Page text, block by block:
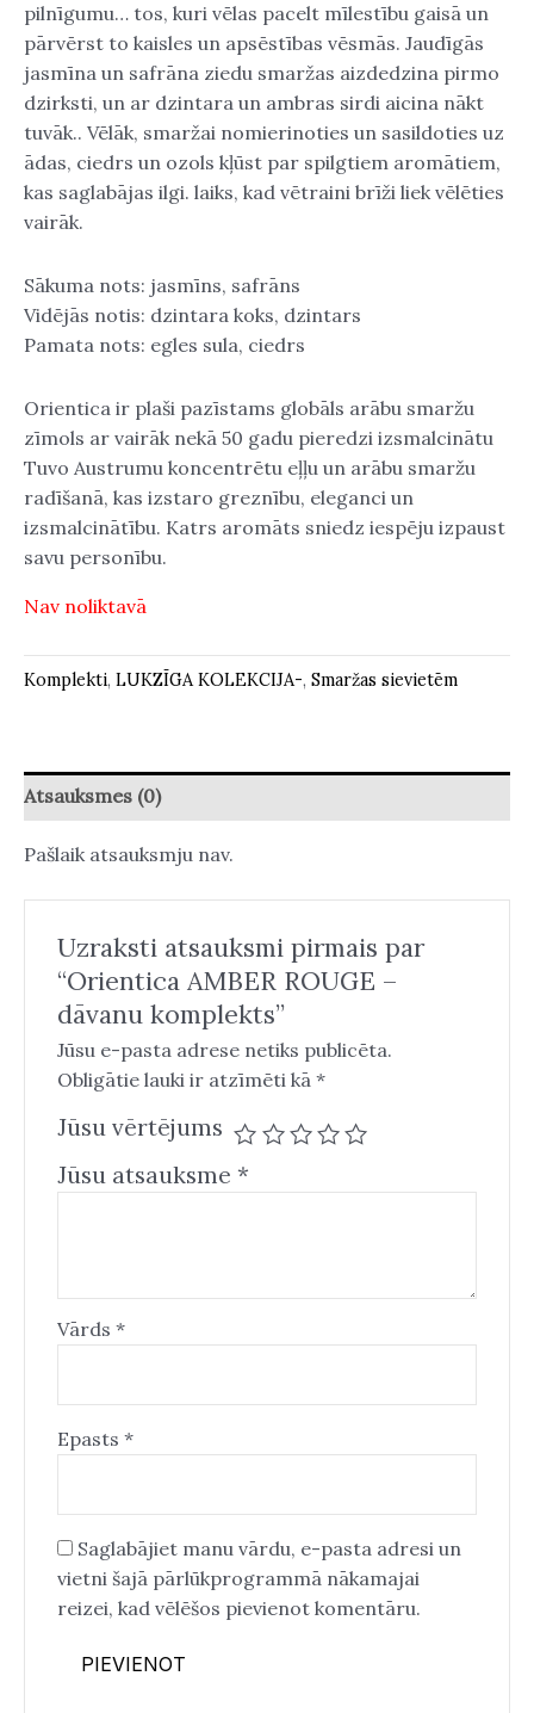
pilnīgumu… tos, kuri vēlas pacelt mīlestību gaisā un
pārvērst to kaisles un apsēstības vēsmās. Jaudīgās
jasmīna un safrāna ziedu smaržas aizdedzina pirmo
dzirksti, un ar dzintara un ambras sirdi aicina nākt
tuvāk.. Vēlāk, smaržai nomierinoties un sasildoties uz
ādas, ciedrs un ozols kļūst par spilgtiem aromātiem,
kas saglabājas ilgi. laiks, kad vētraini brīži liek vēlēties
vairāk.
Sākuma nots: jasmīns, safrāns
Vidējās notis: dzintara koks, dzintars
Pamata nots: egles sula, ciedrs
Orientica ir plaši pazīstams globāls arābu smaržu
zīmols ar vairāk nekā 50 gadu pieredzi izsmalcinātu
Tuvo Austrumu koncentrētu eļļu un arābu smaržu
radīšanā, kas izstaro greznību, eleganci un
izsmalcinātību. Katrs aromāts sniedz iespēju izpaust
savu personību.
Nav noliktavā
Komplekti, LUKZĪGA KOLEKCIJA-, Smaržas sievietēm
Atsauksmes (0)
Pašlaik atsauksmju nav.
Uzraksti atsauksmi pirmais par
“Orientica AMBER ROUGE –
dāvanu komplekts”
Jūsu e-pasta adrese netiks publicēta.
Obligātie lauki ir atzīmēti kā *
Jūsu vērtējums
Jūsu atsauksme *
Vārds *
Epasts *
Saglabājiet manu vārdu, e-pasta adresi un
vietni šajā pārlūkprogrammā nākamajai
reizei, kad vēlēšos pievienot komentāru.